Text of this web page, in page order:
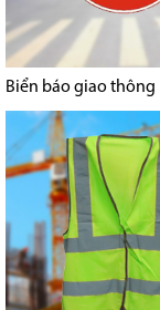
Biển báo giao thông